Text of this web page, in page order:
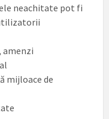
neachitate pot fi
amenzi
mijloace de